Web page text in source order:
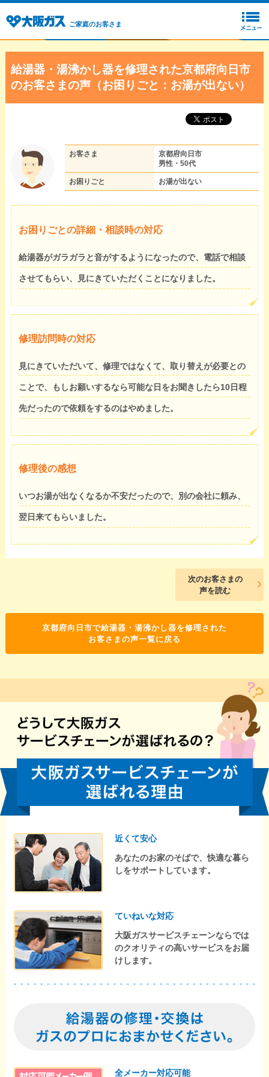
ご家庭のお客さま
給湯器・湯沸かし器を修理された京都府向日市
のお客さまの声（お困りごと：お湯が出ない）
お客さま
京都府向日市
男性・50代
お困りごと お湯が出ない
お困りごとの詳細・相談時の対応
給湯器がガラガラと音がするようになったので、電話で相談
させてもらい、見にきていただくことになりました。
修理訪問時の対応
見にきていただいて、修理ではなくて、取り替えが必要との
ことで、もしお願いするなら可能な日をお聞きしたら10日程
先だったので依頼をするのはやめました。
修理後の感想
いつお湯が出なくなるか不安だったので、別の会社に頼み、
翌日来てもらいました。
次のお客さまの
声を読む
京都府向日市で給湯器・湯沸かし器を修理された
お客さまの声一覧に戻る
近くて安心
あなたのお家のそばで、快適な暮ら
しをサポートしています。
ていねいな対応
大阪ガスサービスチェーンならでは
のクオリティの高いサービスをお届
けします。
全メーカー対応可能